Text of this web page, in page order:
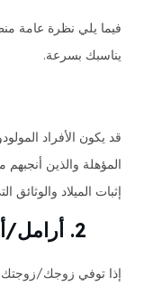
فيما يلي نظرة عامة
يناسبك بسرعة.
قد يكون الأفراد
المؤهلة والذين أنجبهم
إثبات الميلاد والوثائق
إذا توفي زوجك/زوجتك